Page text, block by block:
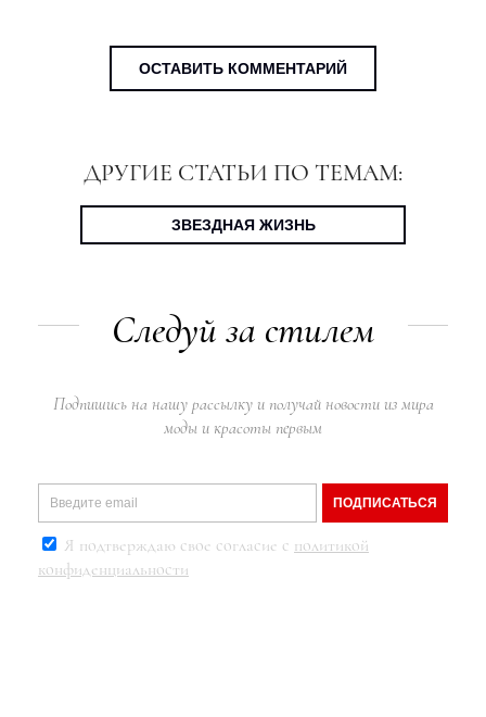
ОСТАВИТЬ КОММЕНТАРИЙ
ДРУГИЕ СТАТЬИ ПО ТЕМАМ:
ЗВЕЗДНАЯ ЖИЗНЬ
Следуй за стилем
Подпишись на нашу рассылку и получай новости из мира
моды и красоты первым
ПОДПИСАТЬСЯ
Я подтверждаю свое согласие с политикой
конфиденциальности